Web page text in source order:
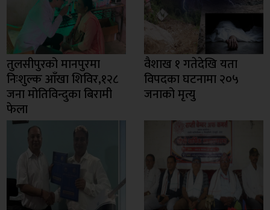
तुलसीपुरको मानपुरमा
निःशुल्क आँखा शिविर,१२८
जना मोतिविन्दुका बिरामी
फेला
वैशाख १ गतेदेखि यता
विपदका घटनामा २०५
जनाको मृत्यु